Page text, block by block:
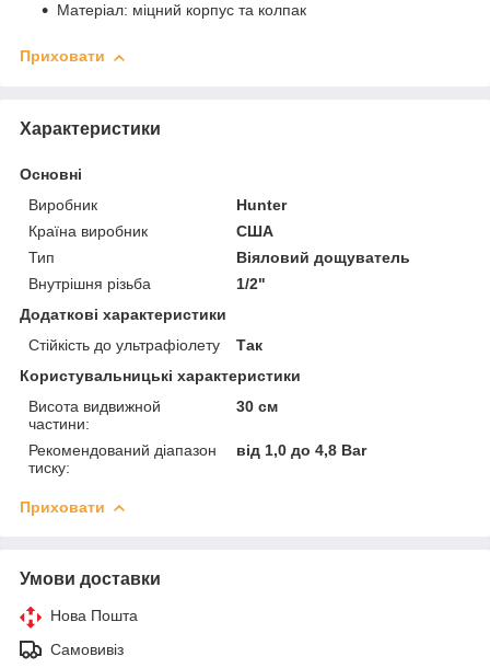
Матеріал: міцний корпус та колпак
Приховати
Характеристики
Основні
Виробник
Hunter
Країна виробник
США
Тип
Віяловий дощуватель
Внутрішня різьба
1/2"
Додаткові характеристики
Стійкість до ультрафіолету
Так
Користувальницькі характеристики
Висота видвижной
частини:
30 см
Рекомендований діапазон
тиску:
від 1,0 до 4,8 Bar
Приховати
Умови доставки
Нова Пошта
Самовивіз